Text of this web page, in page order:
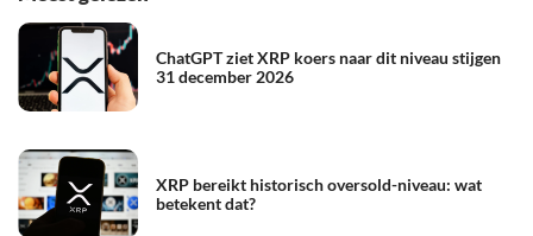
ChatGPT ziet XRP koers naar dit niveau stijgen
31 december 2026
XRP bereikt historisch oversold-niveau: wat
betekent dat?